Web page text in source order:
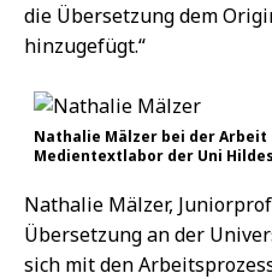
die Übersetzung dem
hinzugefügt.“
Nathalie Mälzer bei der
Medientextlabor der Uni
Nathalie Mälzer,
Übersetzung an der
sich mit den